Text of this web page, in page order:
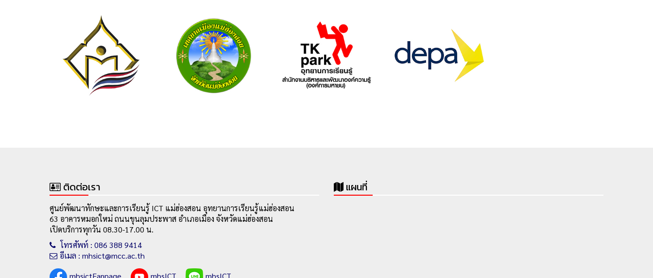
ติดต่อเรา
ศูนย์พัฒนาทักษะและการเรียนรู้ ICT แม่ฮ่องสอน อุทยานการเรียนรู้แม่ฮ่องสอน
63 อาคารหมอกใหม่ ถนนขุนลุมประพาส อำเภอเมือง จังหวัดแม่ฮ่องสอน
เปิดบริการทุกวัน 08.30-17.00 น.
โทรศัพท์ : 086 388 9414
อีเมล : mhsict@mcc.ac.th
mhsictFanpage
mhsICT mhsICT
แผนที่